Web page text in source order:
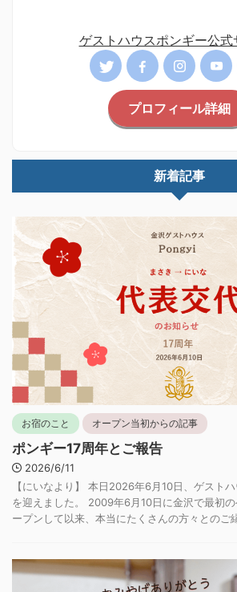
ゲストハウスポンギー公式
プロフィール詳細
新着記事
お宿のこと オープン当初からの記事
ポンギー17周年とご報告
2026/6/11
【にいなより】 本日2026年6月10日、ゲスト
を迎えました。 2009年6月10日に金沢で最初
ープンして以来、本当にたくさんの方々とのご